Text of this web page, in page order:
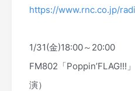
https://www.rnc.co.jp/
1/31(金)18:00～20:00
FM802「Poppin’FLAG!!!
演）